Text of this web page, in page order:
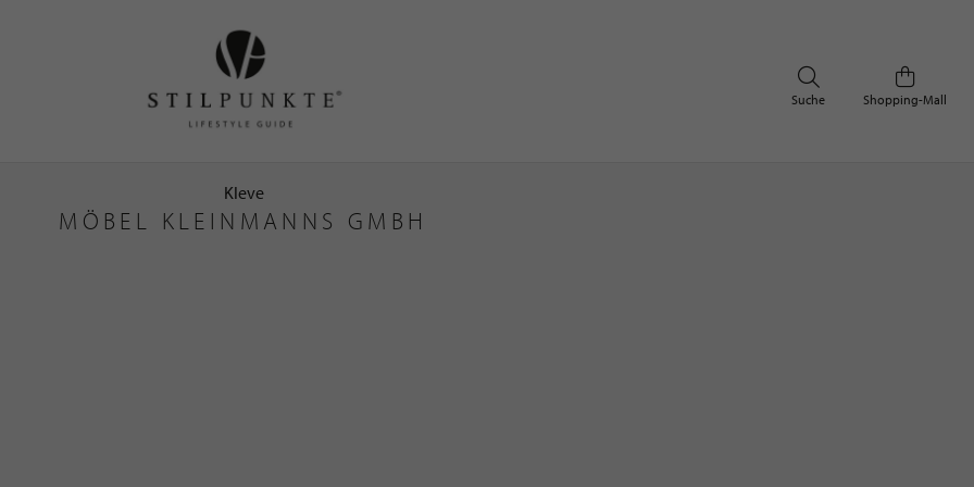
Shopping-Mall
Suche
MÖBEL KLEINMANNS GMBH
Kleve